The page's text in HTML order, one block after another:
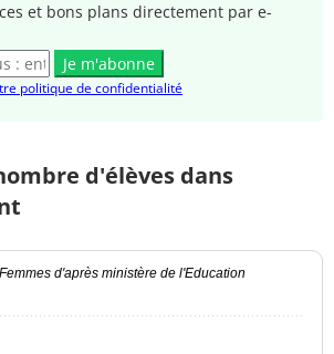
et bons plans directement par e-
Je m'abonne
politique de confidentialité
d'élèves dans
d'après ministère de l'Education